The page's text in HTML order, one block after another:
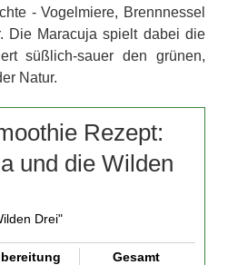
- Vogel­miere, Brenn­nessel
Die Maracuja spielt dabei die
süßlich-sauer den grünen,
Natur.
Rezept:
und die Wilden
Drei"
Gesamt